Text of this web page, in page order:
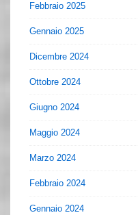
Febbraio 2025
Gennaio 2025
Dicembre 2024
Ottobre 2024
Giugno 2024
Maggio 2024
Marzo 2024
Febbraio 2024
Gennaio 2024